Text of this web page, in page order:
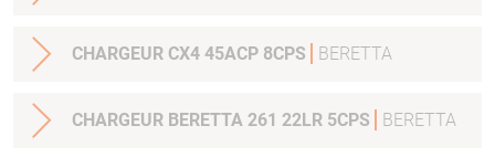
CHARGEUR CX4 45ACP 8CPS BERETTA
CHARGEUR BERETTA 261 22LR 5CPS BERETTA